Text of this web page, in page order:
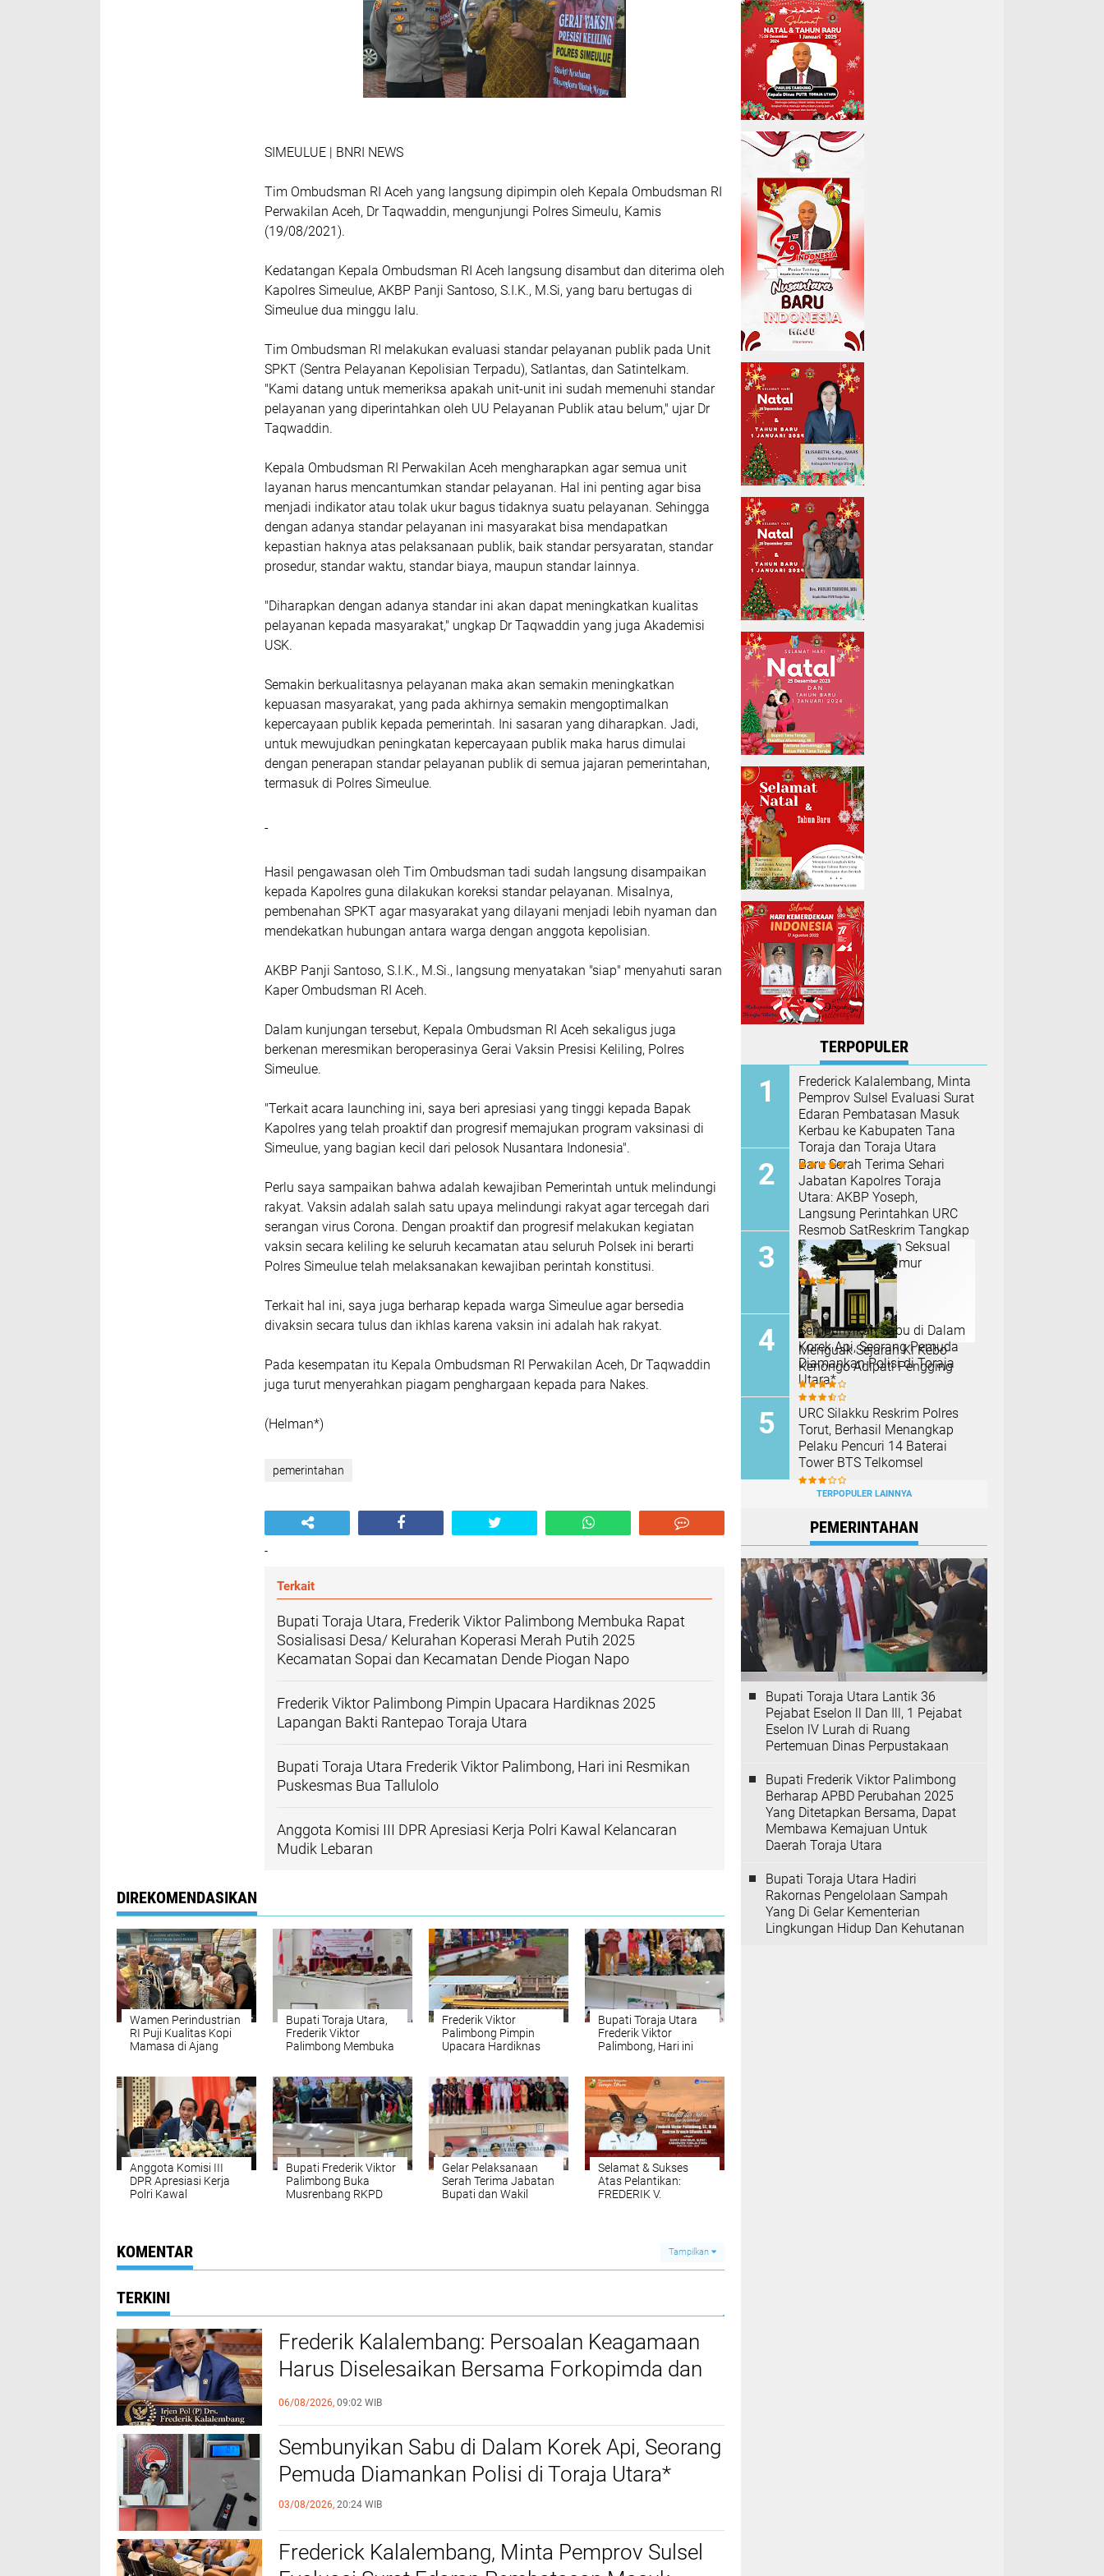
SIMEULUE | BNRI NEWS
Tim Ombudsman RI Aceh yang langsung dipimpin oleh Kepala Ombudsman RI
Perwakilan Aceh, Dr Taqwaddin, mengunjungi Polres Simeulu, Kamis
(19/08/2021).
Kedatangan Kepala Ombudsman RI Aceh langsung disambut dan diterima oleh
Kapolres Simeulue, AKBP Panji Santoso, S.I.K., M.Si, yang baru bertugas di
Simeulue dua minggu lalu.
Tim Ombudsman RI melakukan evaluasi standar pelayanan publik pada Unit
SPKT (Sentra Pelayanan Kepolisian Terpadu), Satlantas, dan Satintelkam.
"Kami datang untuk memeriksa apakah unit-unit ini sudah memenuhi standar
pelayanan yang diperintahkan oleh UU Pelayanan Publik atau belum," ujar Dr
Taqwaddin.
Kepala Ombudsman RI Perwakilan Aceh mengharapkan agar semua unit
layanan harus mencantumkan standar pelayanan. Hal ini penting agar bisa
menjadi indikator atau tolak ukur bagus tidaknya suatu pelayanan. Sehingga
dengan adanya standar pelayanan ini masyarakat bisa mendapatkan
kepastian haknya atas pelaksanaan publik, baik standar persyaratan, standar
prosedur, standar waktu, standar biaya, maupun standar lainnya.
"Diharapkan dengan adanya standar ini akan dapat meningkatkan kualitas
pelayanan kepada masyarakat," ungkap Dr Taqwaddin yang juga Akademisi
USK.
Semakin berkualitasnya pelayanan maka akan semakin meningkatkan
kepuasan masyarakat, yang pada akhirnya semakin mengoptimalkan
kepercayaan publik kepada pemerintah. Ini sasaran yang diharapkan. Jadi,
untuk mewujudkan peningkatan kepercayaan publik maka harus dimulai
dengan penerapan standar pelayanan publik di semua jajaran pemerintahan,
termasuk di Polres Simeulue.
-
Hasil pengawasan oleh Tim Ombudsman tadi sudah langsung disampaikan
kepada Kapolres guna dilakukan koreksi standar pelayanan. Misalnya,
pembenahan SPKT agar masyarakat yang dilayani menjadi lebih nyaman dan
mendekatkan hubungan antara warga dengan anggota kepolisian.
AKBP Panji Santoso, S.I.K., M.Si., langsung menyatakan "siap" menyahuti saran
Kaper Ombudsman RI Aceh.
Dalam kunjungan tersebut, Kepala Ombudsman RI Aceh sekaligus juga
berkenan meresmikan beroperasinya Gerai Vaksin Presisi Keliling, Polres
Simeulue.
"Terkait acara launching ini, saya beri apresiasi yang tinggi kepada Bapak
Kapolres yang telah proaktif dan progresif memajukan program vaksinasi di
Simeulue, yang bagian kecil dari pelosok Nusantara Indonesia".
Perlu saya sampaikan bahwa adalah kewajiban Pemerintah untuk melindungi
rakyat. Vaksin adalah salah satu upaya melindungi rakyat agar tercegah dari
serangan virus Corona. Dengan proaktif dan progresif melakukan kegiatan
vaksin secara keliling ke seluruh kecamatan atau seluruh Polsek ini berarti
Polres Simeulue telah melaksanakan kewajiban perintah konstitusi.
Terkait hal ini, saya juga berharap kepada warga Simeulue agar bersedia
divaksin secara tulus dan ikhlas karena vaksin ini adalah hak rakyat.
Pada kesempatan itu Kepala Ombudsman RI Perwakilan Aceh, Dr Taqwaddin
juga turut menyerahkan piagam penghargaan kepada para Nakes.
(Helman*)
pemerintahan
-
Terkait
Bupati Toraja Utara, Frederik Viktor Palimbong Membuka Rapat
Sosialisasi Desa/ Kelurahan Koperasi Merah Putih 2025
Kecamatan Sopai dan Kecamatan Dende Piogan Napo
Frederik Viktor Palimbong Pimpin Upacara Hardiknas 2025
Lapangan Bakti Rantepao Toraja Utara
Bupati Toraja Utara Frederik Viktor Palimbong, Hari ini Resmikan
Puskesmas Bua Tallulolo
Anggota Komisi III DPR Apresiasi Kerja Polri Kawal Kelancaran
Mudik Lebaran
DIREKOMENDASIKAN
Wamen Perindustrian
RI Puji Kualitas Kopi
Mamasa di Ajang
Bupati Toraja Utara,
Frederik Viktor
Palimbong Membuka
Koperasi Merah Putih
2025 Kecamatan
Sopai dan Kecamatan
Dende Piogan Napo
Frederik Viktor
Palimbong Pimpin
Upacara Hardiknas
Utara
Bupati Toraja Utara
Frederik Viktor
Palimbong, Hari ini
Anggota Komisi III
DPR Apresiasi Kerja
Polri Kawal
Bupati Frederik Viktor
Palimbong Buka
Musrenbang RKPD
Gelar Pelaksanaan
Serah Terima Jabatan
Bupati dan Wakil
Selamat & Sukses
Atas Pelantikan:
FREDERIK V.
Sebagai: BUPATI DAN
KABUPATEN TORAJA
KOMENTAR Tampilkan
TERKINI
Frederik Kalalembang: Persoalan Keagamaan
Harus Diselesaikan Bersama Forkopimda dan
FKUB
06/08/2026, 09:02 WIB
Sembunyikan Sabu di Dalam Korek Api, Seorang
Pemuda Diamankan Polisi di Toraja Utara*
03/08/2026, 20:24 WIB
Frederick Kalalembang, Minta Pemprov Sulsel
TERPOPULER
Frederick Kalalembang, Minta
Pemprov Sulsel Evaluasi Surat
Edaran Pembatasan Masuk
Kerbau ke Kabupaten Tana
Toraja dan Toraja Utara
Baru Serah Terima Sehari
Jabatan Kapolres Toraja
Utara: AKBP Yoseph,
Langsung Perintahkan URC
Resmob SatReskrim Tangkap
Pelaku Kekerasan Seksual
Anak Di Bawah Umur
Menguak Sejarah Ki Kebo
Kenongo Adipati Pengging
Sembunyikan Sabu di Dalam
Korek Api, Seorang Pemuda
Diamankan Polisi di Toraja
Utara*
URC Silakku Reskrim Polres
Torut, Berhasil Menangkap
Pelaku Pencuri 14 Baterai
Tower BTS Telkomsel
TERPOPULER LAINNYA
PEMERINTAHAN
Bupati Toraja Utara Lantik 36
Pejabat Eselon ll Dan Ill, 1 Pejabat
Eselon lV Lurah di Ruang
Pertemuan Dinas Perpustakaan
Bupati Frederik Viktor Palimbong
Berharap APBD Perubahan 2025
Yang Ditetapkan Bersama, Dapat
Membawa Kemajuan Untuk
Daerah Toraja Utara
Bupati Toraja Utara Hadiri
Rakornas Pengelolaan Sampah
Yang Di Gelar Kementerian
Lingkungan Hidup Dan Kehutanan